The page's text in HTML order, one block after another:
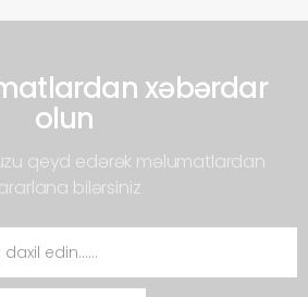
xəbərdar
olun
qeyd edərək məlumatlardan
bilərsiniz